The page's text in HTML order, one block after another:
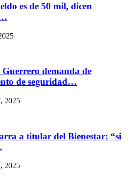
es de 50 mil, dicen
demanda de
de seguridad…
2025
a titular del Bienestar: “si
2025